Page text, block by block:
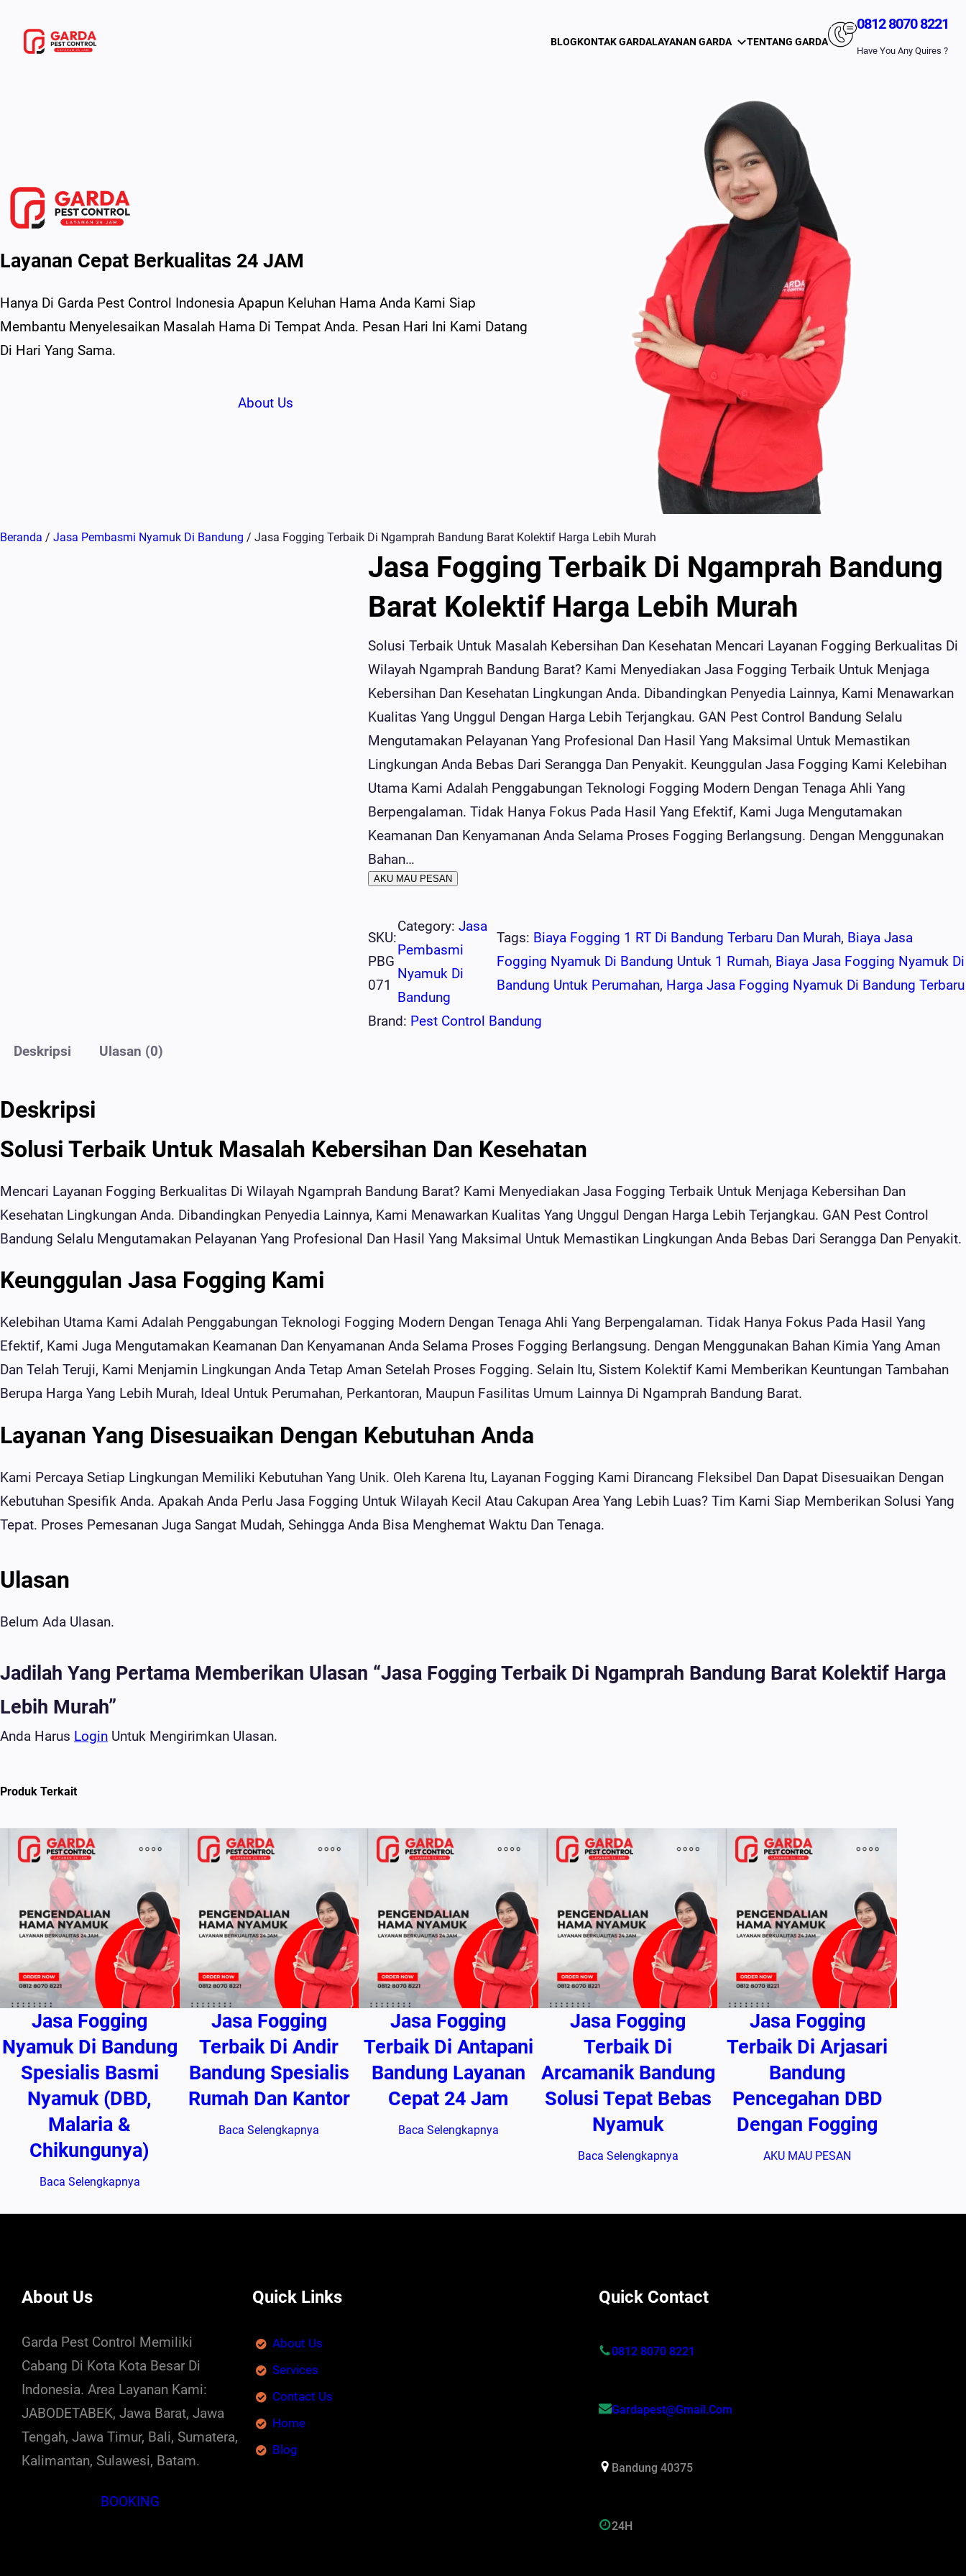
Konten
BLOGKONTAK GARDALAYANAN GARDA TENTANG GARDA
0812 8070 8221
Have You Any Quires ?
Layanan Cepat Berkualitas 24 JAM
Hanya Di Garda Pest Control Indonesia Apapun Keluhan Hama Anda Kami Siap
Membantu Menyelesaikan Masalah Hama Di Tempat Anda. Pesan Hari Ini Kami Datang
Di Hari Yang Sama.
About Us
Beranda / Jasa Pembasmi Nyamuk Di Bandung / Jasa Fogging Terbaik Di Ngamprah Bandung Barat Kolektif Harga Lebih Murah
Jasa Fogging Terbaik Di Ngamprah Bandung
Barat Kolektif Harga Lebih Murah
Solusi Terbaik Untuk Masalah Kebersihan Dan Kesehatan Mencari Layanan Fogging Berkualitas Di
Wilayah Ngamprah Bandung Barat? Kami Menyediakan Jasa Fogging Terbaik Untuk Menjaga
Kebersihan Dan Kesehatan Lingkungan Anda. Dibandingkan Penyedia Lainnya, Kami Menawarkan
Kualitas Yang Unggul Dengan Harga Lebih Terjangkau. GAN Pest Control Bandung Selalu
Mengutamakan Pelayanan Yang Profesional Dan Hasil Yang Maksimal Untuk Memastikan
Lingkungan Anda Bebas Dari Serangga Dan Penyakit. Keunggulan Jasa Fogging Kami Kelebihan
Utama Kami Adalah Penggabungan Teknologi Fogging Modern Dengan Tenaga Ahli Yang
Berpengalaman. Tidak Hanya Fokus Pada Hasil Yang Efektif, Kami Juga Mengutamakan
Keamanan Dan Kenyamanan Anda Selama Proses Fogging Berlangsung. Dengan Menggunakan
Bahan…
AKU MAU PESAN
SKU:
PBG
071
Category:Jasa
Pembasmi
Nyamuk Di
Bandung
Tags: Biaya Fogging 1 RT Di Bandung Terbaru Dan Murah, Biaya Jasa
Fogging Nyamuk Di Bandung Untuk 1 Rumah, Biaya Jasa Fogging Nyamuk Di
Bandung Untuk Perumahan, Harga Jasa Fogging Nyamuk Di Bandung Terbaru
Brand: Pest Control Bandung
Deskripsi
Ulasan (0)
Deskripsi
Solusi Terbaik Untuk Masalah Kebersihan Dan Kesehatan
Mencari Layanan Fogging Berkualitas Di Wilayah Ngamprah Bandung Barat? Kami Menyediakan Jasa Fogging Terbaik Untuk Menjaga Kebersihan Dan
Kesehatan Lingkungan Anda. Dibandingkan Penyedia Lainnya, Kami Menawarkan Kualitas Yang Unggul Dengan Harga Lebih Terjangkau. GAN Pest Control
Bandung Selalu Mengutamakan Pelayanan Yang Profesional Dan Hasil Yang Maksimal Untuk Memastikan Lingkungan Anda Bebas Dari Serangga Dan Penyakit.
Keunggulan Jasa Fogging Kami
Kelebihan Utama Kami Adalah Penggabungan Teknologi Fogging Modern Dengan Tenaga Ahli Yang Berpengalaman. Tidak Hanya Fokus Pada Hasil Yang
Efektif, Kami Juga Mengutamakan Keamanan Dan Kenyamanan Anda Selama Proses Fogging Berlangsung. Dengan Menggunakan Bahan Kimia Yang Aman
Dan Telah Teruji, Kami Menjamin Lingkungan Anda Tetap Aman Setelah Proses Fogging. Selain Itu, Sistem Kolektif Kami Memberikan Keuntungan Tambahan
Berupa Harga Yang Lebih Murah, Ideal Untuk Perumahan, Perkantoran, Maupun Fasilitas Umum Lainnya Di Ngamprah Bandung Barat.
Layanan Yang Disesuaikan Dengan Kebutuhan Anda
Kami Percaya Setiap Lingkungan Memiliki Kebutuhan Yang Unik. Oleh Karena Itu, Layanan Fogging Kami Dirancang Fleksibel Dan Dapat Disesuaikan Dengan
Kebutuhan Spesifik Anda. Apakah Anda Perlu Jasa Fogging Untuk Wilayah Kecil Atau Cakupan Area Yang Lebih Luas? Tim Kami Siap Memberikan Solusi Yang
Tepat. Proses Pemesanan Juga Sangat Mudah, Sehingga Anda Bisa Menghemat Waktu Dan Tenaga.
Ulasan
Belum Ada Ulasan.
Jadilah Yang Pertama Memberikan Ulasan “Jasa Fogging Terbaik Di Ngamprah Bandung Barat Kolektif Harga
Lebih Murah”
Anda Harus Login Untuk Mengirimkan Ulasan.
Produk Terkait
Jasa Fogging
Nyamuk Di Bandung
Spesialis Basmi
Nyamuk (DBD,
Malaria &
Chikungunya)
Baca Selengkapnya
Jasa Fogging
Terbaik Di Andir
Bandung Spesialis
Rumah Dan Kantor
Baca Selengkapnya
Jasa Fogging
Terbaik Di Antapani
Bandung Layanan
Cepat 24 Jam
Baca Selengkapnya
Jasa Fogging
Terbaik Di
Arcamanik Bandung
Solusi Tepat Bebas
Nyamuk
Baca Selengkapnya
Jasa Fogging
Terbaik Di Arjasari
Bandung
Pencegahan DBD
Dengan Fogging
AKU MAU PESAN
About Us
Garda Pest Control Memiliki
Cabang Di Kota Kota Besar Di
Indonesia. Area Layanan Kami:
JABODETABEK, Jawa Barat, Jawa
Tengah, Jawa Timur, Bali, Sumatera,
Kalimantan, Sulawesi, Batam.
BOOKING
Quick Links
About Us
Services
Contact Us
Home
Blog
Quick Contact
0812 8070 8221
Gardapest@gmail.com
Bandung 40375
24H